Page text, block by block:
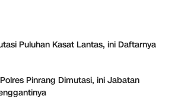
Puluhan Kasat Lantas, ini Daftarnya
Pinrang Dimutasi, ini Jabatan